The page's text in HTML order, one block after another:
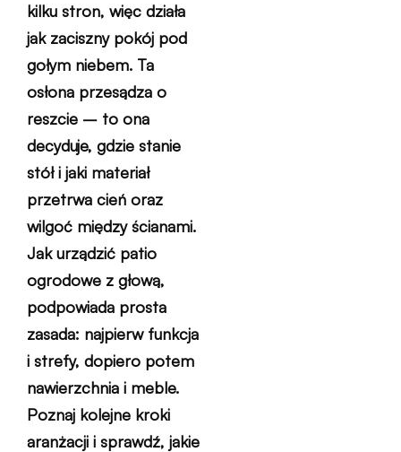
kilku stron, więc działa
jak zaciszny pokój pod
gołym niebem. Ta
osłona przesądza o
reszcie – to ona
decyduje, gdzie stanie
stół i jaki materiał
przetrwa cień oraz
wilgoć między ścianami.
Jak urządzić patio
ogrodowe z głową,
podpowiada prosta
zasada: najpierw funkcja
i strefy, dopiero potem
nawierzchnia i meble.
Poznaj kolejne kroki
aranżacji i sprawdź, jakie